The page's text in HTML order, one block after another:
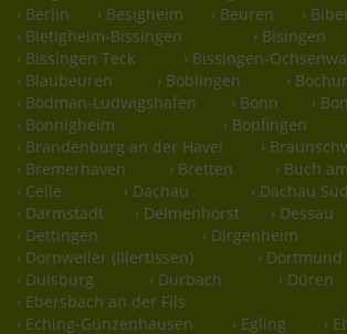
› Berlin
› Besigheim › Beuren ›
› Bietigheim-Bissingen
› Bisingen
› Bissingen Teck
› Bissingen-
› Blaubeuren
› Böblingen ›
› Bodman-Ludwigshafen
› Bonn
›
› Bönnigheim
› Bopfingen
› Brandenburg an der Havel
›
› Bremerhaven
› Bretten › Buch
› Celle
› Dachau › Dachau Süd
› Darmstadt
› Delmenhorst › Dessau
› Dettingen
› Dirgenheim
› Dornweiler (Illertissen)
› Dortmund
› Duisburg
› Durbach › Düren
› Ebersbach an der Fils
› Eching-Günzenhausen
› Egling
›